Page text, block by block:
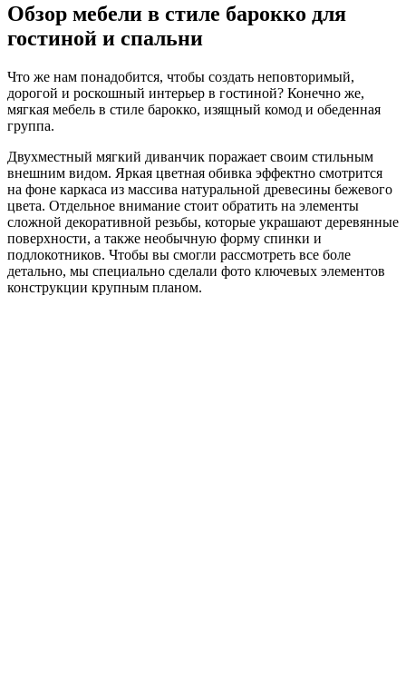
Обзор мебели в стиле барокко для
гостиной и спальни
Что же нам понадобится, чтобы создать неповторимый,
дорогой и роскошный интерьер в гостиной? Конечно же,
мягкая мебель в стиле барокко, изящный комод и обеденная
группа.
Двухместный мягкий диванчик поражает своим стильным
внешним видом. Яркая цветная обивка эффектно смотрится
на фоне каркаса из массива натуральной древесины бежевого
цвета. Отдельное внимание стоит обратить на элементы
сложной декоративной резьбы, которые украшают деревянные
поверхности, а также необычную форму спинки и
подлокотников. Чтобы вы смогли рассмотреть все боле
детально, мы специально сделали фото ключевых элементов
конструкции крупным планом.